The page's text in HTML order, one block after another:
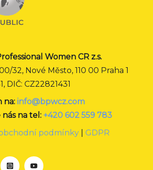
Women CR z.s.
32, Nové Město, 110 00 Praha 1
DIČ: CZ22821431
na: info@bpwcz.com
na tel: +420 602 559 783
podmínky
GDPR